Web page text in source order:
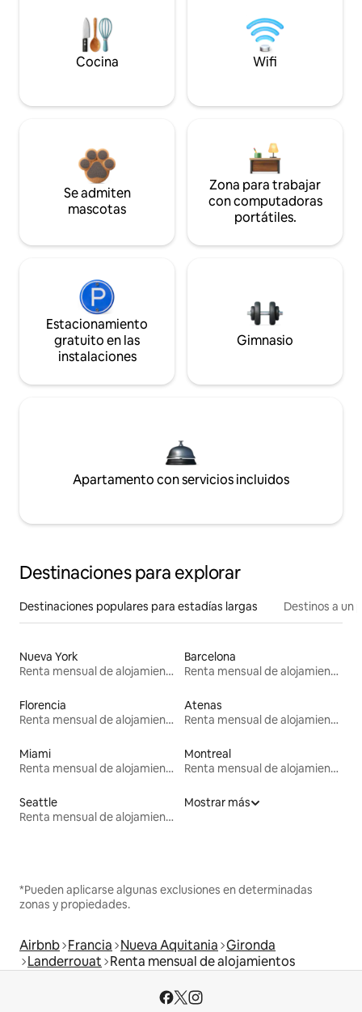
Cocina Wifi
Se admiten
mascotas
Zona para trabajar
con computadoras
portátiles.
Estacionamiento
gratuito en las
instalaciones
Gimnasio
Apartamento con servicios incluidos
Destinaciones para explorar
Destinaciones populares para estadías largas Destinos a un
Nueva York
Renta mensual de alojamientos
Barcelona
Renta mensual de alojamientos
Florencia
Renta mensual de alojamientos
Atenas
Renta mensual de alojamientos
Miami
Renta mensual de alojamientos
Montreal
Renta mensual de alojamientos
Seattle
Renta mensual de alojamientos
Mostrar más
*Pueden aplicarse algunas exclusiones en determinadas
zonas y propiedades.
Airbnb Francia Nueva Aquitania Gironda
Landerrouat Renta mensual de alojamientos